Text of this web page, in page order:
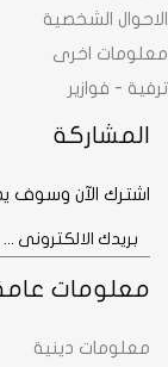
معلومات
معلومات دينية
الاحوال الشخصية
معلومات اخرى
ترفية - فوازير
المشاركة
اشترك الآن وسوف